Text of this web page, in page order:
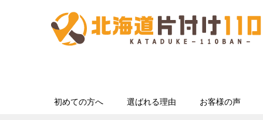
初めての方へ 選ばれる理由 お客様の声